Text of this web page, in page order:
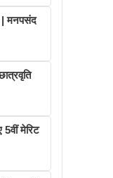
| मनपसंद
5वीं मेरिट